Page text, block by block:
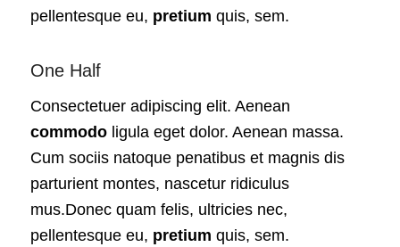
pellentesque eu, pretium quis, sem.
One Half
Consectetuer adipiscing elit. Aenean
commodoligula eget dolor. Aenean massa.
Cum sociis natoque penatibus et magnis dis
parturient montes, nascetur ridiculus
mus.Donec quam felis, ultricies nec,
pellentesque eu, pretium quis, sem.